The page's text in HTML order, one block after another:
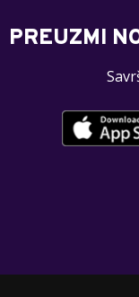
PREUZMI